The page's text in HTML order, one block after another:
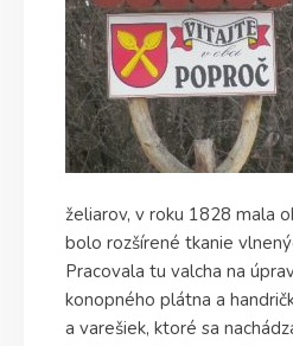
želiarov, v roku 1828 mala
bolo rozšírené tkanie
Pracovala tu valcha na
konopného plátna a
a varešiek, ktoré sa